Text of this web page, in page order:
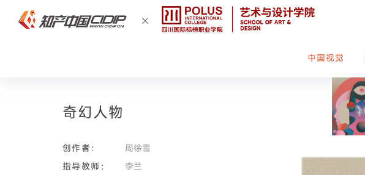
中国视觉
奇幻人物
创作者：
周徐雪
指导教师：
李兰